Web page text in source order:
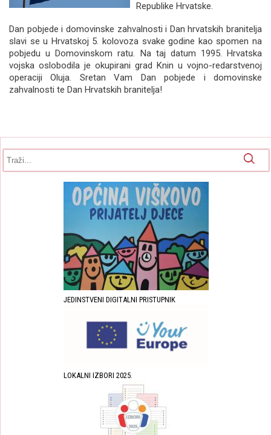
Republike Hrvatske.
Dan pobjede i domovinske zahvalnosti i Dan hrvatskih branitelja
slavi se u Hrvatskoj 5. kolovoza svake godine kao spomen na
pobjedu u Domovinskom ratu. Na taj datum 1995. Hrvatska
vojska oslobodila je okupirani grad Knin u vojno-redarstvenoj
operaciji Oluja. Sretan Vam Dan pobjede i domovinske
zahvalnosti te Dan Hrvatskih branitelja!
JEDINSTVENI DIGITALNI PRISTUPNIK
LOKALNI IZBORI 2025.